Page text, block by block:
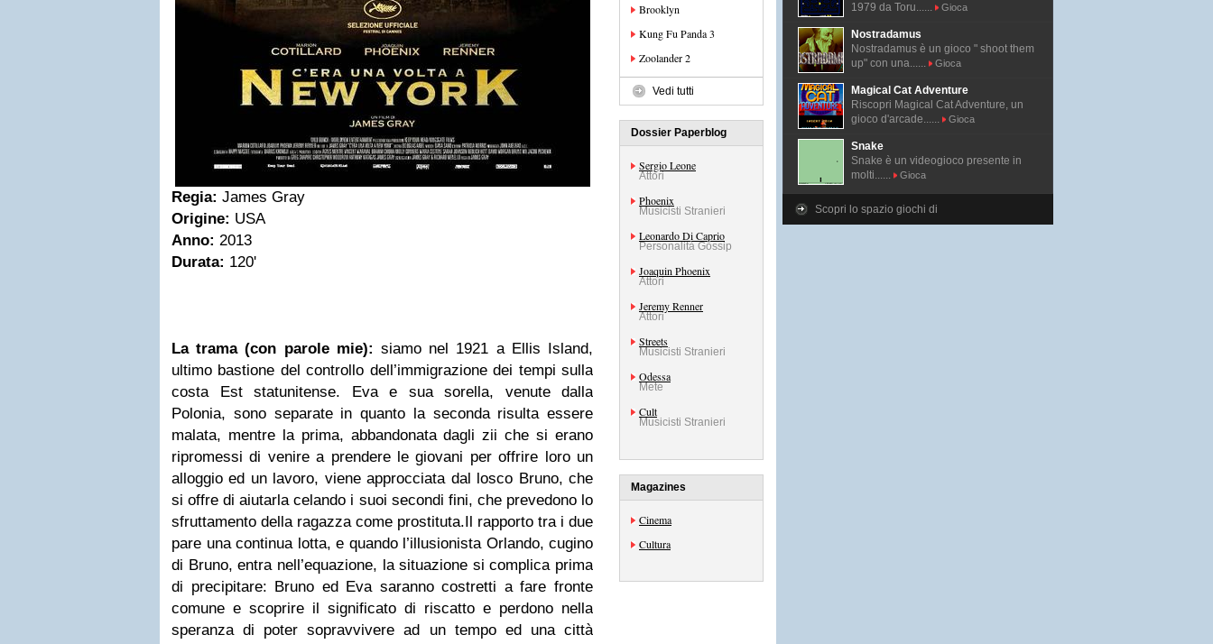
Regia: James Gray
Origine: USA
Anno: 2013
Durata: 120'
La trama (con parole mie): siamo nel 1921 a Ellis Island,
ultimo bastione del controllo dell’immigrazione dei tempi sulla
costa Est statunitense. Eva e sua sorella, venute dalla
Polonia, sono separate in quanto la seconda risulta essere
malata, mentre la prima, abbandonata dagli zii che si erano
ripromessi di venire a prendere le giovani per offrire loro un
alloggio ed un lavoro, viene approcciata dal losco Bruno, che
si offre di aiutarla celando i suoi secondi fini, che prevedono lo
sfruttamento della ragazza come prostituta.Il rapporto tra i due
pare una continua lotta, e quando l’illusionista Orlando, cugino
di Bruno, entra nell’equazione, la situazione si complica prima
di precipitare: Bruno ed Eva saranno costretti a fare fronte
comune e scoprire il significato di riscatto e perdono nella
speranza di poter sopravvivere ad un tempo ed una città
Brooklyn
Kung Fu Panda 3
Zoolander 2
Vedi tutti
Dossier Paperblog
Sergio Leone
Attori
Phoenix
Musicisti Stranieri
Leonardo Di Caprio
Personalità Gossip
Joaquin Phoenix
Attori
Jeremy Renner
Attori
Streets
Musicisti Stranieri
Odessa
Mete
Cult
Musicisti Stranieri
Magazines
Cinema
Cultura
1979 da Toru......
Gioca
Nostradamus
Nostradamus è un gioco " shoot them
up" con una......
Gioca
Magical Cat Adventure
Riscopri Magical Cat Adventure, un
gioco d'arcade......
Gioca
Snake
Snake è un videogioco presente in
molti......
Gioca
Scopri lo spazio giochi di